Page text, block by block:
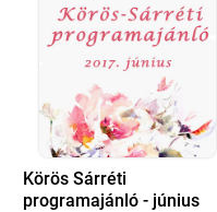
Körös Sárréti
programajánló - június